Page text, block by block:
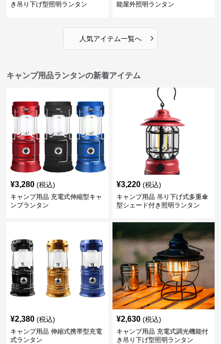
き吊り下げ型照明ランタン
能屋外照明ランタン
人気アイテム一覧へ ›
キャンプ用品ランタンの新着アイテム
¥3,280 (税込)
キャンプ用品 充電式伸縮型キャ
ンプランタン
¥3,220 (税込)
キャンプ用品 吊り下げ式多重傘
型シェード付き照明ランタン
¥2,380 (税込)
キャンプ用品 伸縮式携帯型充電
式ランタン
¥2,630 (税込)
キャンプ用品 充電式調光機能付
き吊り下げ型照明ランタン